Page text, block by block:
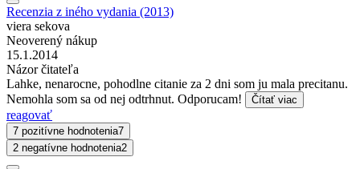
Recenzia z iného vydania (2013)
viera sekova
Neoverený nákup
15.1.2014
Názor čitateľa
Lahke, nenarocne, pohodlne citanie za 2 dni som ju mala precitanu.
Nemohla som sa od nej odtrhnut. Odporucam!
Čítať viac
reagovať
7 pozitívne hodnotenia7
2 negatívne hodnotenia2